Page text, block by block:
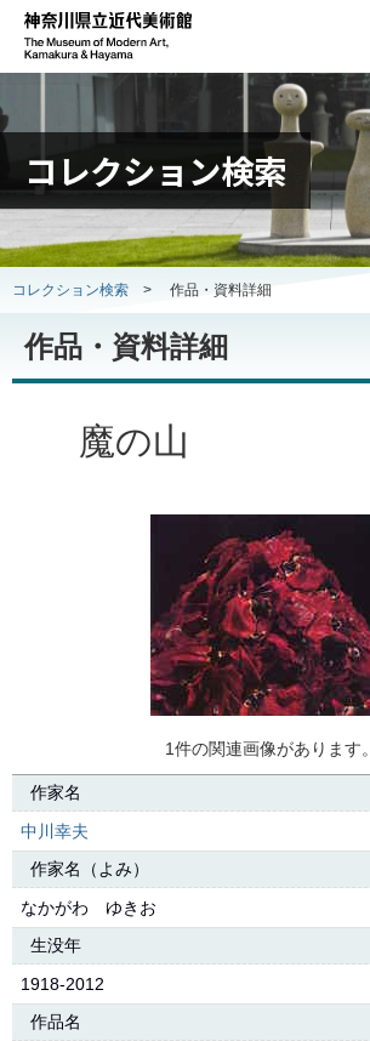
コレクション検索
コレクション検索 > 作品・資料詳細
作品・資料詳細
魔の山
1件の関連画像があります。
作家名
中川幸夫
作家名（よみ）
なかがわ ゆきお
生没年
1918-2012
作品名